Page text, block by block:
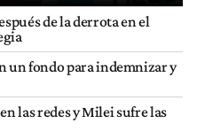
de la derrota en el
un fondo para indemnizar y
las redes y Milei sufre las